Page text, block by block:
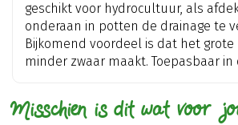
geschikt voor hydrocultuur, als
onderaan in potten de drainage te
Bijkomend voordeel is dat het
minder zwaar maakt. Toepasbaar in
Misschien is dit wat voor